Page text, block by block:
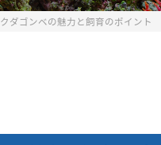
クダゴンベの魅力と飼育のポイント